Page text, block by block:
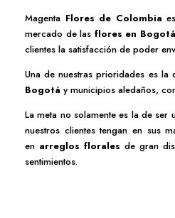
Magenta Flores de Colombia
mercado de las flores en
clientes la satisfacción de poder
Una de nuestras prioridades es
Bogotá y municipios aledaños,
La meta no solamente es la de ser
nuestros clientes tengan en sus
en arreglos florales de gran
sentimientos.